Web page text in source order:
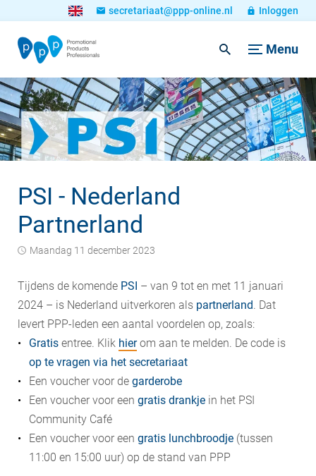
secretariaat@ppp-online.nl Inloggen
Menu
PSI - Nederland
Partnerland
maandag 11 december 2023
Tijdens de komende PSI – van 9 tot en met 11 januari
2024 – is Nederland uitverkoren als partnerland. Dat
levert PPP-leden een aantal voordelen op, zoals:
Gratis entree. Klik hierom aan te melden. De code is
op te vragen via het secretariaat
Een voucher voor de garderobe
Een voucher voor een gratis drankje in het PSI
Community Café
Een voucher voor een gratis lunchbroodje (tussen
11:00 en 15:00 uur) op de stand van PPP